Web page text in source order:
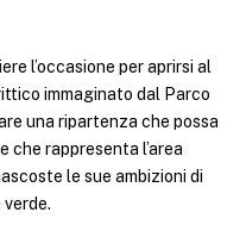
l’occasione per aprirsi al
immaginato dal Parco
una ripartenza che possa
che rappresenta l’area
le sue ambizioni di